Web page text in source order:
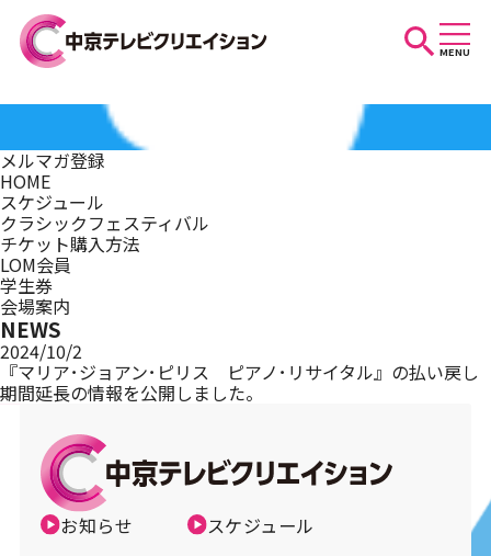
MENU
お知らせ
スケジュール
イベントを探す
団体・法人の方へ
メルマガ登録
メルマガ登録
HOME
スケジュール
クラシックフェスティバル
チケット購入方法
LOM会員
学生券
会場案内
NEWS
2024/10/2
『マリア･ジョアン･ピリス ピアノ･リサイタル』の払い戻し
期間延長の情報を公開しました。
お知らせ
スケジュール